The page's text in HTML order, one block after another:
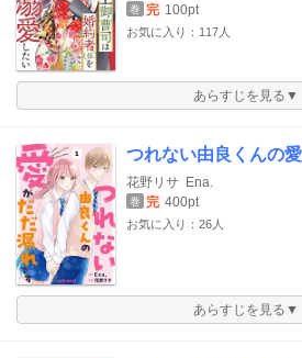
巻 完 100pt
お気に入り：117人
あらすじを見る▼
つれない由良くんの
花野リサ Ena.
巻 完 400pt
お気に入り：26人
あらすじを見る▼